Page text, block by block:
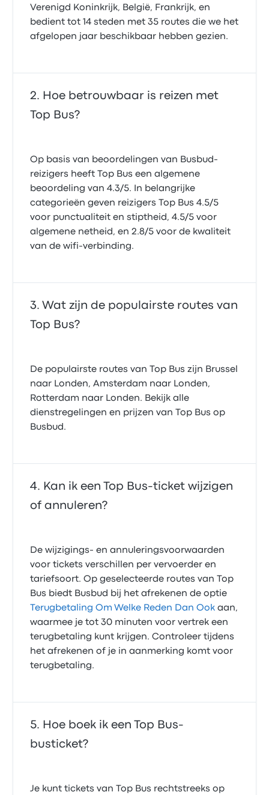
Verenigd Koninkrijk, België, Frankrijk, en
bedient tot 14 steden met 35 routes die we het
afgelopen jaar beschikbaar hebben gezien.
Hoe betrouwbaar is reizen met
Top Bus?
Op basis van beoordelingen van Busbud-
reizigers heeft Top Bus een algemene
beoordeling van 4.3/5. In belangrijke
categorieën geven reizigers Top Bus 4.5/5
voor punctualiteit en stiptheid, 4.5/5 voor
algemene netheid, en 2.8/5 voor de kwaliteit
van de wifi-verbinding.
Wat zijn de populairste routes van
Top Bus?
De populairste routes van Top Bus zijn Brussel
naar Londen, Amsterdam naar Londen,
Rotterdam naar Londen. Bekijk alle
dienstregelingen en prijzen van Top Bus op
Busbud.
Kan ik een Top Bus-ticket wijzigen
of annuleren?
De wijzigings- en annuleringsvoorwaarden
voor tickets verschillen per vervoerder en
tariefsoort. Op geselecteerde routes van Top
Bus biedt Busbud bij het afrekenen de optie
Terugbetaling Om Welke Reden Dan Ook aan,
waarmee je tot 30 minuten voor vertrek een
terugbetaling kunt krijgen. Controleer tijdens
het afrekenen of je in aanmerking komt voor
terugbetaling.
Hoe boek ik een Top Bus-
busticket?
Je kunt tickets van Top Bus rechtstreeks op